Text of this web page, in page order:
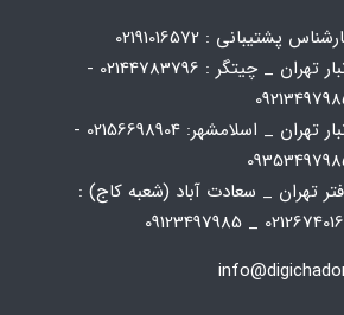
پشتیبانی : 02191016572
انبار تهران _ چیتگر : 02144783796 -
انبار تهران _ اسلامشهر: 02156698904 -
تهران _ سعادت آباد (شعبه کاج) :
02126740162 _